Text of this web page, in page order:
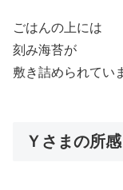
ごはんの上には
刻み海苔が
敷き詰められてい
Ｙさまの所感